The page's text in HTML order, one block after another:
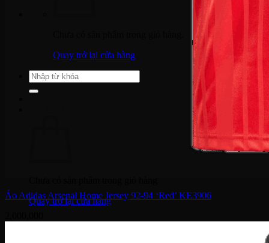
Quay trở lại cửa hàng
Tìm
kiếm:
Quay trở lại cửa hàng
Áo Adidas Arsenal Home Jersey 92-94 ‘Red’ KE3906